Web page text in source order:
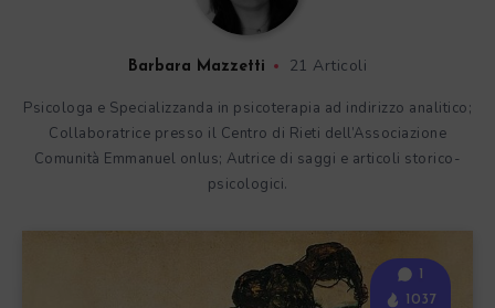
Barbara Mazzetti 21 Articoli
Psicologa e Specializzanda in psicoterapia ad indirizzo analitico;
Collaboratrice presso il Centro di Rieti dell’Associazione
Comunità Emmanuel onlus; Autrice di saggi e articoli storico-
psicologici.
1
1037